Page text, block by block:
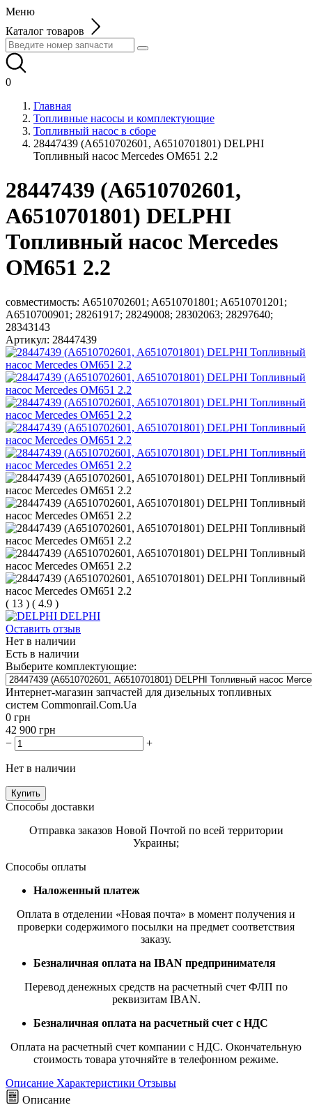
Меню
Каталог товаров
0
Главная
Топливные насосы и комплектующие
Топливный насос в сборе
28447439 (A6510702601, A6510701801) DELPHI
Топливный насос Mercedes OM651 2.2
28447439 (A6510702601,
A6510701801) DELPHI
Топливный насос Mercedes
OM651 2.2
совместимость: A6510702601; A6510701801; A6510701201;
A6510700901; 28261917; 28249008; 28302063; 28297640;
28343143
Артикул: 28447439
( 13 ) ( 4.9 )
DELPHI
Оставить отзыв
Нет в наличии
Есть в наличии
Выберите комплектующие:
Интернет-магазин запчастей для дизельных топливных
систем Commonrail.Com.Ua
0 грн
42 900 грн
−
+
Нет в наличии
Купить
Способы доставки
Отправка заказов Новой Почтой по всей территории
Украины;
Способы оплаты
Наложенный платеж
Оплата в отделении «Новая почта» в момент получения и
проверки содержимого посылки на предмет соответствия
заказу.
Безналичная оплата на IBAN предпринимателя
Перевод денежных средств на расчетный счет ФЛП по
реквизитам IBAN.
Безналичная оплата на расчетный счет с НДС
Оплата на расчетный счет компании с НДС. Окончательную
стоимость товара уточняйте в телефонном режиме.
Описание Характеристики Отзывы
Описание